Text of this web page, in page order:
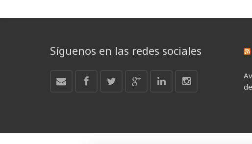
Síguenos en las redes sociales